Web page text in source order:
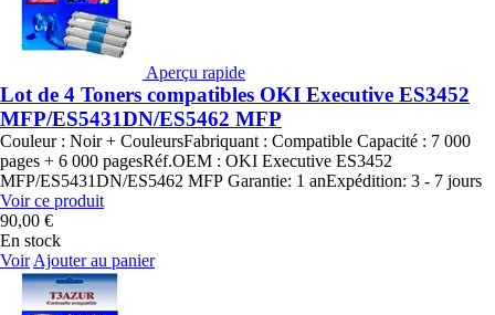
Aperçu rapide
Lot de 4 Toners compatibles OKI Executive ES3452
MFP/ES5431DN/ES5462 MFP
Couleur : Noir + CouleursFabriquant : Compatible Capacité : 7 000
pages + 6 000 pagesRéf.OEM : OKI Executive ES3452
MFP/ES5431DN/ES5462 MFP Garantie: 1 anExpédition: 3 - 7 jours
Voir ce produit
90,00 €
En stock
Voir Ajouter au panier